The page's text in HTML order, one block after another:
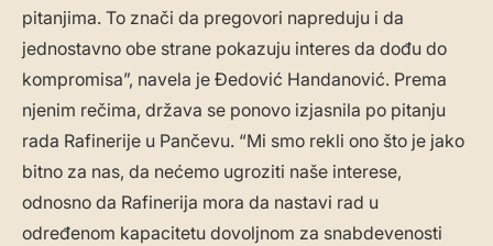
pitanjima. To znači da pregovori napreduju i da
jednostavno obe strane pokazuju interes da dođu do
kompromisa”, navela je Đedović Handanović. Prema
njenim rečima, država se ponovo izjasnila po pitanju
rada Rafinerije u Pančevu. “Mi smo rekli ono što je jako
bitno za nas, da nećemo ugroziti naše interese,
odnosno da Rafinerija mora da nastavi rad u
određenom kapacitetu dovoljnom za snabdevenosti